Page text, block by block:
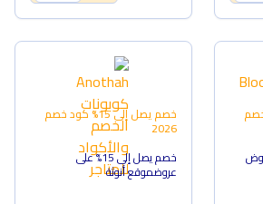
عروض
خصم يصل إلى 15% كود خصم
2026
خصم يصل إلى 15% على
عروضموقع أنوثة